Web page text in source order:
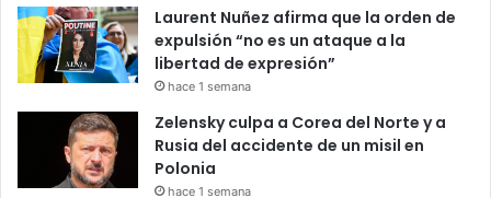
Laurent Nuñez afirma que la orden de
expulsión “no es un ataque a la
libertad de expresión”
hace 1 semana
Zelensky culpa a Corea del Norte y a
Rusia del accidente de un misil en
Polonia
hace 1 semana